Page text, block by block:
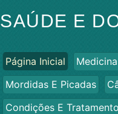
SAÚDE E
Página Inicial
Mordidas E Picadas
Condições E